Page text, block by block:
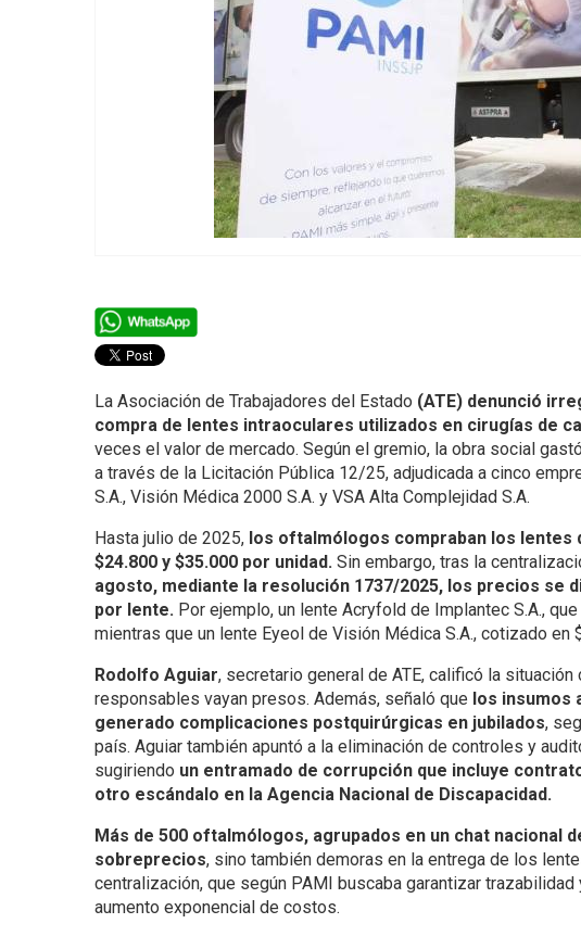
La Asociación de Trabajadores del Estado (ATE) denunció
compra de lentes intraoculares utilizados en cirugías de
veces el valor de mercado. Según el gremio, la obra social
a través de la Licitación Pública 12/25, adjudicada a cinco
S.A., Visión Médica 2000 S.A. y VSA Alta Complejidad S.A.
Hasta julio de 2025, los oftalmólogos compraban los
$24.800 y $35.000 por unidad. Sin embargo, tras la
agosto, mediante la resolución 1737/2025, los precios se
por lente. Por ejemplo, un lente Acryfold de Implantec S.A.,
mientras que un lente Eyeol de Visión Médica S.A., cotizado en
Rodolfo Aguiar, secretario general de ATE, calificó la
responsables vayan presos. Además, señaló que los insumos
generado complicaciones postquirúrgicas en jubilados,
país. Aguiar también apuntó a la eliminación de controles y
sugiriendo un entramado de corrupción que incluye
otro escándalo en la Agencia Nacional de Discapacidad.
Más de 500 oftalmólogos, agrupados en un chat nacional
sobreprecios, sino también demoras en la entrega de los
centralización, que según PAMI buscaba garantizar
aumento exponencial de costos.